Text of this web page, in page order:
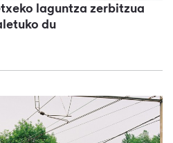
laguntza zerbitzua
du